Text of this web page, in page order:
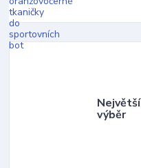
Největší
výběr